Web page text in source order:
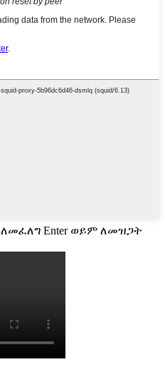
ለመፈለግ Enter ወይም ለመዝጋት